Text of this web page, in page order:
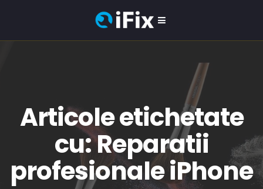
Articole etichetate
cu: Reparatii
profesionale iPhone